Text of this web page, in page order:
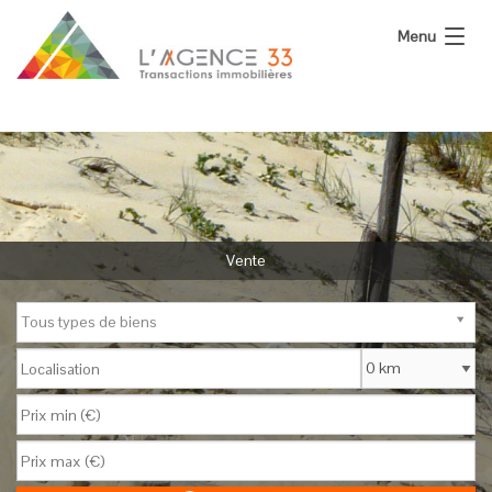
Menu
Nos Biens
Vous Vendez
Calculatrices
Actualité
Contact
Vente
Tous types de biens